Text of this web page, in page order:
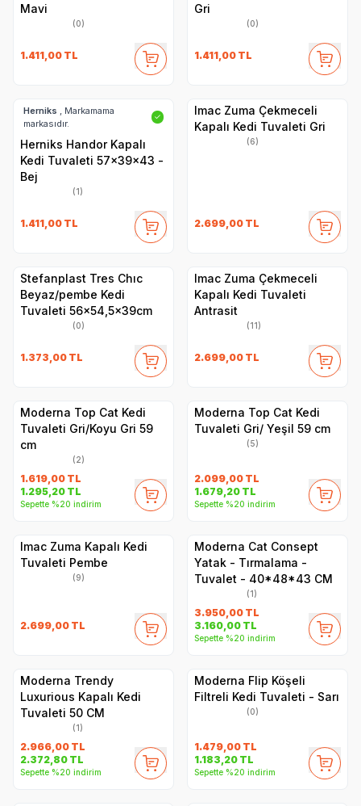
Mavi
(0)
1.411,00 TL
Gri
(0)
1.411,00 TL
Herniks
, Markamama
markasıdır.
✓
Herniks Handor Kapalı
Kedi Tuvaleti 57x39x43 -
Bej
(1)
1.411,00 TL
Imac Zuma Çekmeceli
Kapalı Kedi Tuvaleti Gri
(6)
2.699,00 TL
Stefanplast Tres Chıc
Beyaz/pembe Kedi
Tuvaleti 56x54,5x39cm
(0)
1.373,00 TL
Imac Zuma Çekmeceli
Kapalı Kedi Tuvaleti
Antrasit
(11)
2.699,00 TL
​Moderna Top Cat Kedi
Tuvaleti Gri/Koyu Gri 59
cm
(2)
1.619,00 TL
1.295,20 TL
Sepette %20 indirim
​Moderna Top Cat Kedi
Tuvaleti Gri/ Yeşil 59 cm
(5)
2.099,00 TL
1.679,20 TL
Sepette %20 indirim
Imac Zuma Kapalı Kedi
Tuvaleti Pembe
(9)
2.699,00 TL
Moderna Cat Consept
Yatak - Tırmalama -
Tuvalet - 40*48*43 CM
(1)
3.950,00 TL
3.160,00 TL
Sepette %20 indirim
Moderna Trendy
Luxurious Kapalı Kedi
Tuvaleti 50 CM
(1)
2.966,00 TL
2.372,80 TL
Sepette %20 indirim
Moderna Flip Köşeli
Filtreli Kedi Tuvaleti - Sarı
(0)
1.479,00 TL
1.183,20 TL
Sepette %20 indirim